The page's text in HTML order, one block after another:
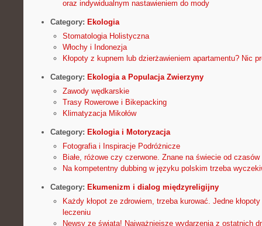
oraz indywidualnym nastawieniem do mody
Category: Ekologia
Stomatologia Holistyczna
Włochy i Indonezja
Kłopoty z kupnem lub dzierżawieniem apartamentu? Nic
Category: Ekologia a Populacja Zwierzyny
Zawody wędkarskie
Trasy Rowerowe i Bikepacking
Klimatyzacja Mikołów
Category: Ekologia i Motoryzacja
Fotografia i Inspiracje Podróżnicze
Białe, różowe czy czerwone. Znane na świecie od czasów
Na kompetentny dubbing w języku polskim trzeba
Category: Ekumenizm i dialog międzyreligijny
Każdy kłopot ze zdrowiem, trzeba kurować. Jedne
leczeniu
Newsy ze świata! Najważniejsze wydarzenia z ostatnich